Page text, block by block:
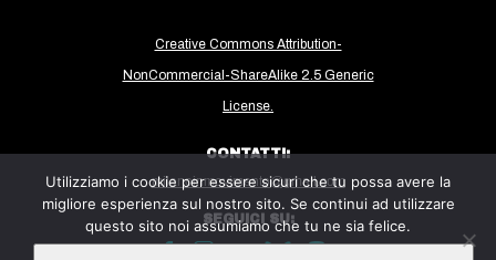
MEDIO ORIENTE
MONDO
Creative Commons Attribution-
NonCommercial-ShareAlike 2.5 Generic
License.
CONTATTI:
milanoinmovimento@gmail.com
SEGUICI SU:
Utilizziamo i cookie per essere sicuri che tu possa avere la
migliore esperienza sul nostro sito. Se continui ad utilizzare
questo sito noi assumiamo che tu ne sia felice.